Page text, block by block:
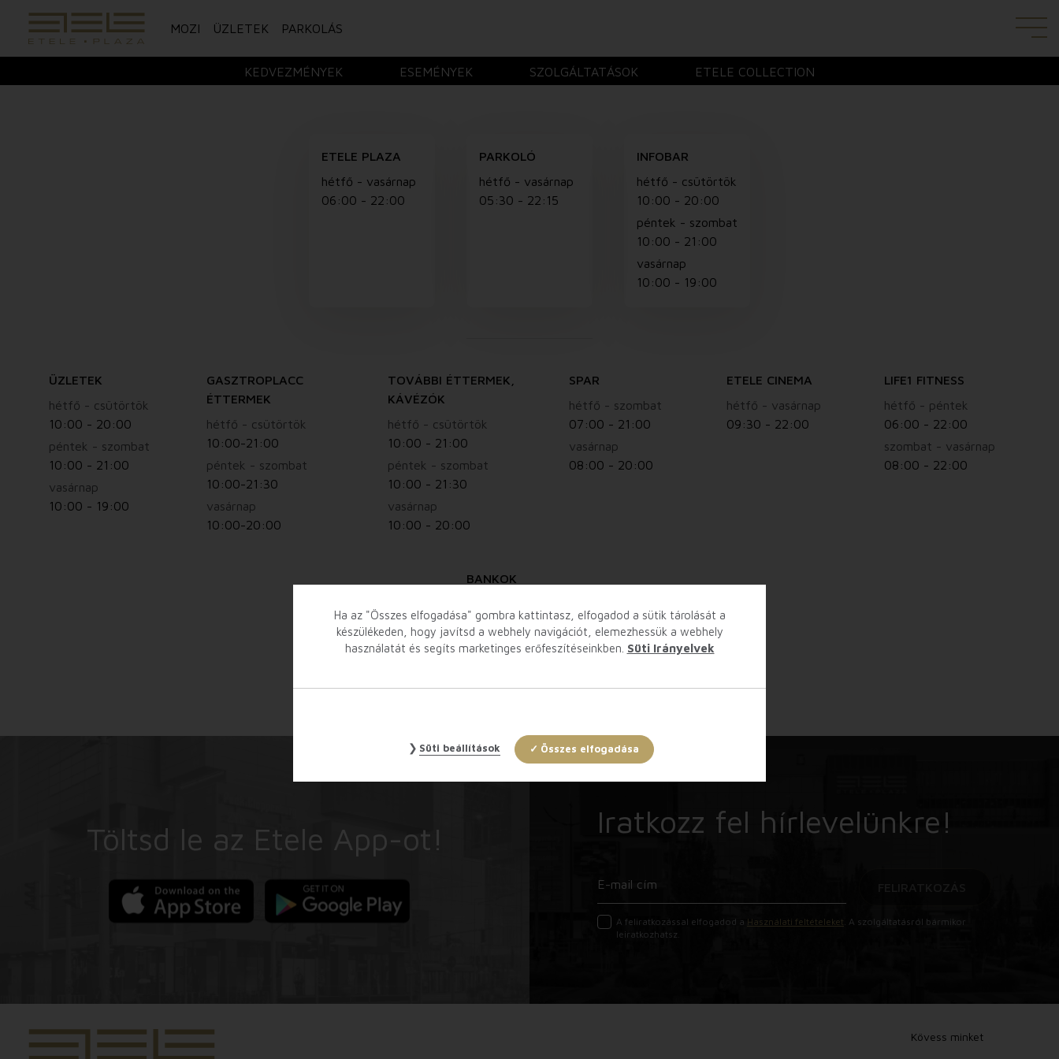
MOZI ÜZLETEK PARKOLÁS
KEDVEZMÉNYEK ESEMÉNYEK SZOLGÁLTATÁSOK ETELE COLLECTION
ETELE PLAZA
hétfő - vasárnap
06:00 - 22:00
PARKOLÓ
hétfő - vasárnap
05:30 - 22:15
INFOBAR
hétfő - csütörtök
10:00 - 20:00
péntek - szombat
10:00 - 21:00
vasárnap
10:00 - 19:00
ÜZLETEK
hétfő - csütörtök
10:00 - 20:00
péntek - szombat
10:00 - 21:00
vasárnap
10:00 - 19:00
GASZTROPLACC
ÉTTERMEK
hétfő - csütörtök
10:00-21:00
péntek - szombat
10:00-21:30
vasárnap
10:00-20:00
TOVÁBBI ÉTTERMEK,
KÁVÉZÓK
hétfő - csütörtök
10:00 - 21:00
péntek - szombat
10:00 - 21:30
vasárnap
10:00 - 20:00
SPAR
hétfő - szombat
07:00 - 21:00
vasárnap
08:00 - 20:00
ETELE CINEMA
hétfő - vasárnap
09:30 - 22:00
LIFE1 FITNESS
hétfő - péntek
06:00 - 22:00
szombat - vasárnap
08:00 - 22:00
BANKOK
10:00 - 18:00
Töltsd le az Etele App-ot! Iratkozz fel hírlevelünkre!
A feliratkozással elfogadod a Használati feltételeket. A szolgáltatásról bármikor
leiratkozhatsz.
Kövess minket
Ha az "Összes elfogadása" gombra kattintasz, elfogadod a sütik tárolását a
készülékeden, hogy javítsd a webhely navigációt, elemezhessük a webhely
használatát és segíts marketinges erőfeszítéseinkben. Süti Irányelvek
Összes elfogadása
Süti beállítások